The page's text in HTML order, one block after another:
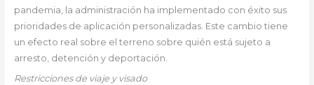
pandemia, la administración ha implementado con éxito sus
prioridades de aplicación personalizadas. Este cambio tiene
un efecto real sobre el terreno sobre quién está sujeto a
arresto, detención y deportación.
Restricciones de viaje y visado